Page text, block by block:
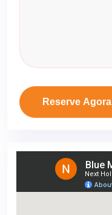
Reserve Agora